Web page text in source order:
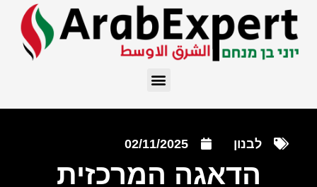
לבנון 02/11/2025
הדאגה המרכזית